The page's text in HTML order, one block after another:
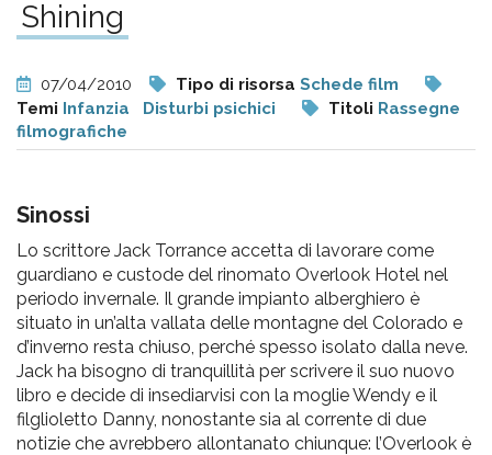
di
Documentazione
e
pr
l'infanzia
e
l'adolescenza
Shining
07/04/2010 Tipo di risorsa Schede film
Temi Infanzia Disturbi psichici Titoli Rassegne
filmografiche
Sinossi
Lo scrittore Jack Torrance accetta di lavorare come
guardiano e custode del rinomato Overlook Hotel nel
periodo invernale. Il grande impianto alberghiero è
situato in un’alta vallata delle montagne del Colorado e
d’inverno resta chiuso, perché spesso isolato dalla neve.
Jack ha bisogno di tranquillità per scrivere il suo nuovo
libro e decide di insediarvisi con la moglie Wendy e il
filglioletto Danny, nonostante sia al corrente di due
notizie che avrebbero allontanato chiunque: l’Overlook è